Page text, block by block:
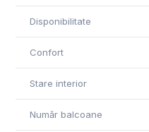
Disponibilitate
Confort
Stare interior
Număr balcoane